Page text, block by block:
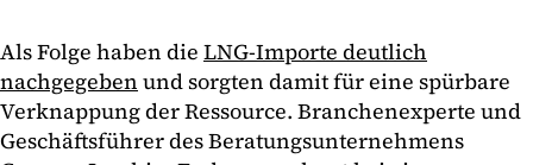
Als Folge haben die LNG-Importe deutlich
nachgegeben und sorgten damit für eine spürbare
Verknappung der Ressource. Branchenexperte und
Geschäftsführer des Beratungsunternehmens